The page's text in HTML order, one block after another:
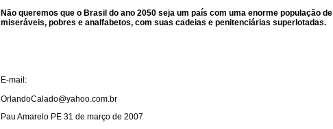
Não queremos que o Brasil do ano 2050 seja um país com uma enorme população de
miseráveis, pobres e analfabetos, com suas cadeias e penitenciárias superlotadas.
E-mail:
OrlandoCalado@yahoo.com.br
Pau Amarelo PE 31 de março de 2007